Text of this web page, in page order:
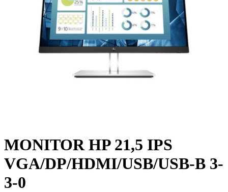
MONITOR HP 21,5 IPS
VGA/DP/HDMI/USB/USB-B 3-
3-0